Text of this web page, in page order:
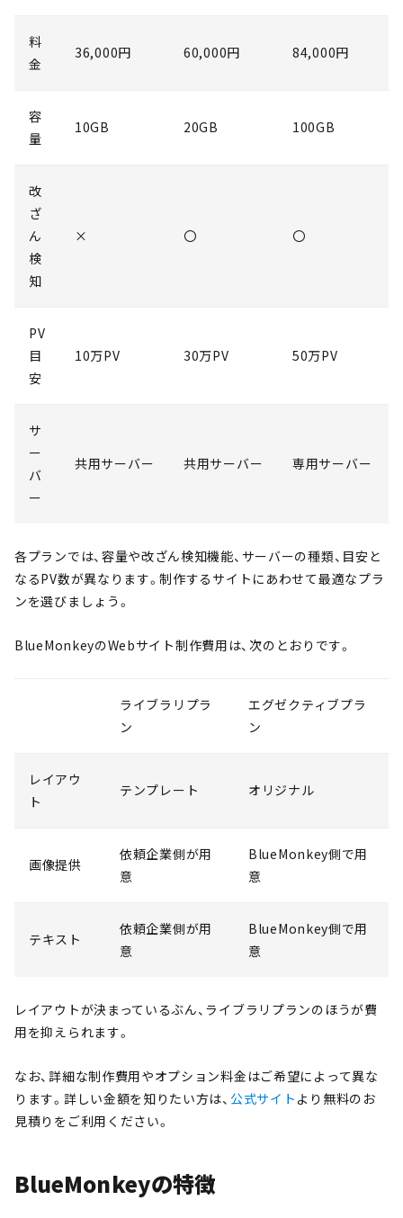
料
金
36,000円 60,000円 84,000円
容
量
10GB 20GB 100GB
改
ざ
ん
検
知
× 〇 〇
PV
目
安
10万PV 30万PV 50万PV
サ
ー
バ
ー
共用サーバー 共用サーバー 専用サーバー
各プランでは、容量や改ざん検知機能、サーバーの種類、目安と
なるPV数が異なります。制作するサイトにあわせて最適なプラ
ンを選びましょう。
BlueMonkeyのWebサイト制作費用は、次のとおりです。
ライブラリプラ
ン
エグゼクティブプラ
ン
レイアウ
ト
テンプレート オリジナル
画像提供
依頼企業側が用
意
BlueMonkey側で用
意
テキスト
依頼企業側が用
意
BlueMonkey側で用
意
レイアウトが決まっているぶん、ライブラリプランのほうが費
用を抑えられます。
なお、詳細な制作費用やオプション料金はご希望によって異な
ります。詳しい金額を知りたい方は、 公式サイト より無料のお
見積りをご利用ください。
BlueMonkeyの特徴